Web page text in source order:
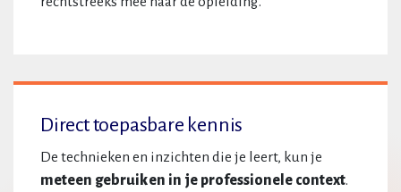
Direct toepasbare kennis
De technieken en inzichten die je leert, kun je
meteen gebruiken in je professionele context.